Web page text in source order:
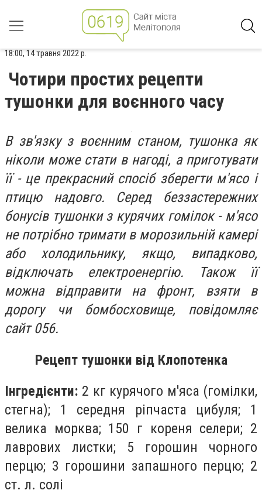
18:00, 14 травня 2022 р.
Чотири простих рецепти
тушонки для воєнного часу
В зв'язку з воєнним станом, тушонка як
ніколи може стати в нагоді, а приготувати
її - це прекрасний спосіб зберегти м'ясо і
птицю надовго. Серед беззастережних
бонусів тушонки з курячих гомілок - м'ясо
не потрібно тримати в морозильній камері
або холодильнику, якщо, випадково,
відключать електроенергію. Також її
можна відправити на фронт, взяти в
дорогу чи бомбосховище, повідомляє
сайт 056.
Рецепт тушонки від Клопотенка
Інгредієнти: 2 кг курячого м'яса (гомілки,
стегна); 1 середня ріпчаста цибуля; 1
велика морква; 150 г кореня селери; 2
лаврових листки; 5 горошин чорного
перцю; 3 горошини запашного перцю; 2
ст. л. солі